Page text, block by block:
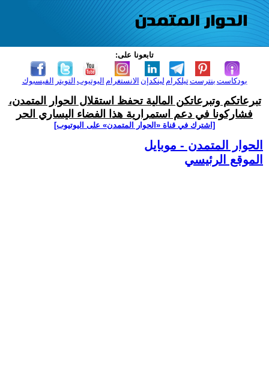
تابعونا على:
الفيسبوك التويتر اليوتيوب الانستغرام لينكدإن تيلكرامبنترست بودكاست
تبرعاتكم وتبرعاتكن المالية تحفظ استقلال الحوار المتمدن،
فشاركونا في دعم استمرارية هذا الفضاء اليساري الحر
[اشترك في قناة ‫«الحوار المتمدن» على اليوتيوب]
الحوار المتمدن - موبايل
الموقع الرئيسي